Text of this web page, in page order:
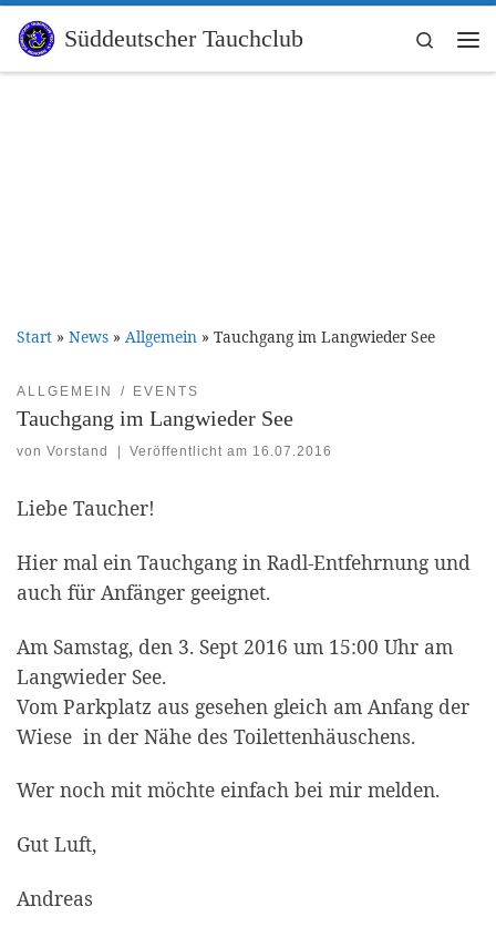
Zum Inhalt springen
Süddeutscher Tauchclub
Search
Start » News » Allgemein » Tauchgang im Langwieder See
ALLGEMEIN EVENTS
Tauchgang im Langwieder See
von Vorstand Veröffentlicht am 16.07.2016
Liebe Taucher!
Hier mal ein Tauchgang in Radl-Entfehrnung und
auch für Anfänger geeignet.
Am Samstag, den 3. Sept 2016 um 15:00 Uhr am
Langwieder See.
Vom Parkplatz aus gesehen gleich am Anfang der
Wiese in der Nähe des Toilettenhäuschens.
Wer noch mit möchte einfach bei mir melden.
Gut Luft,
Andreas